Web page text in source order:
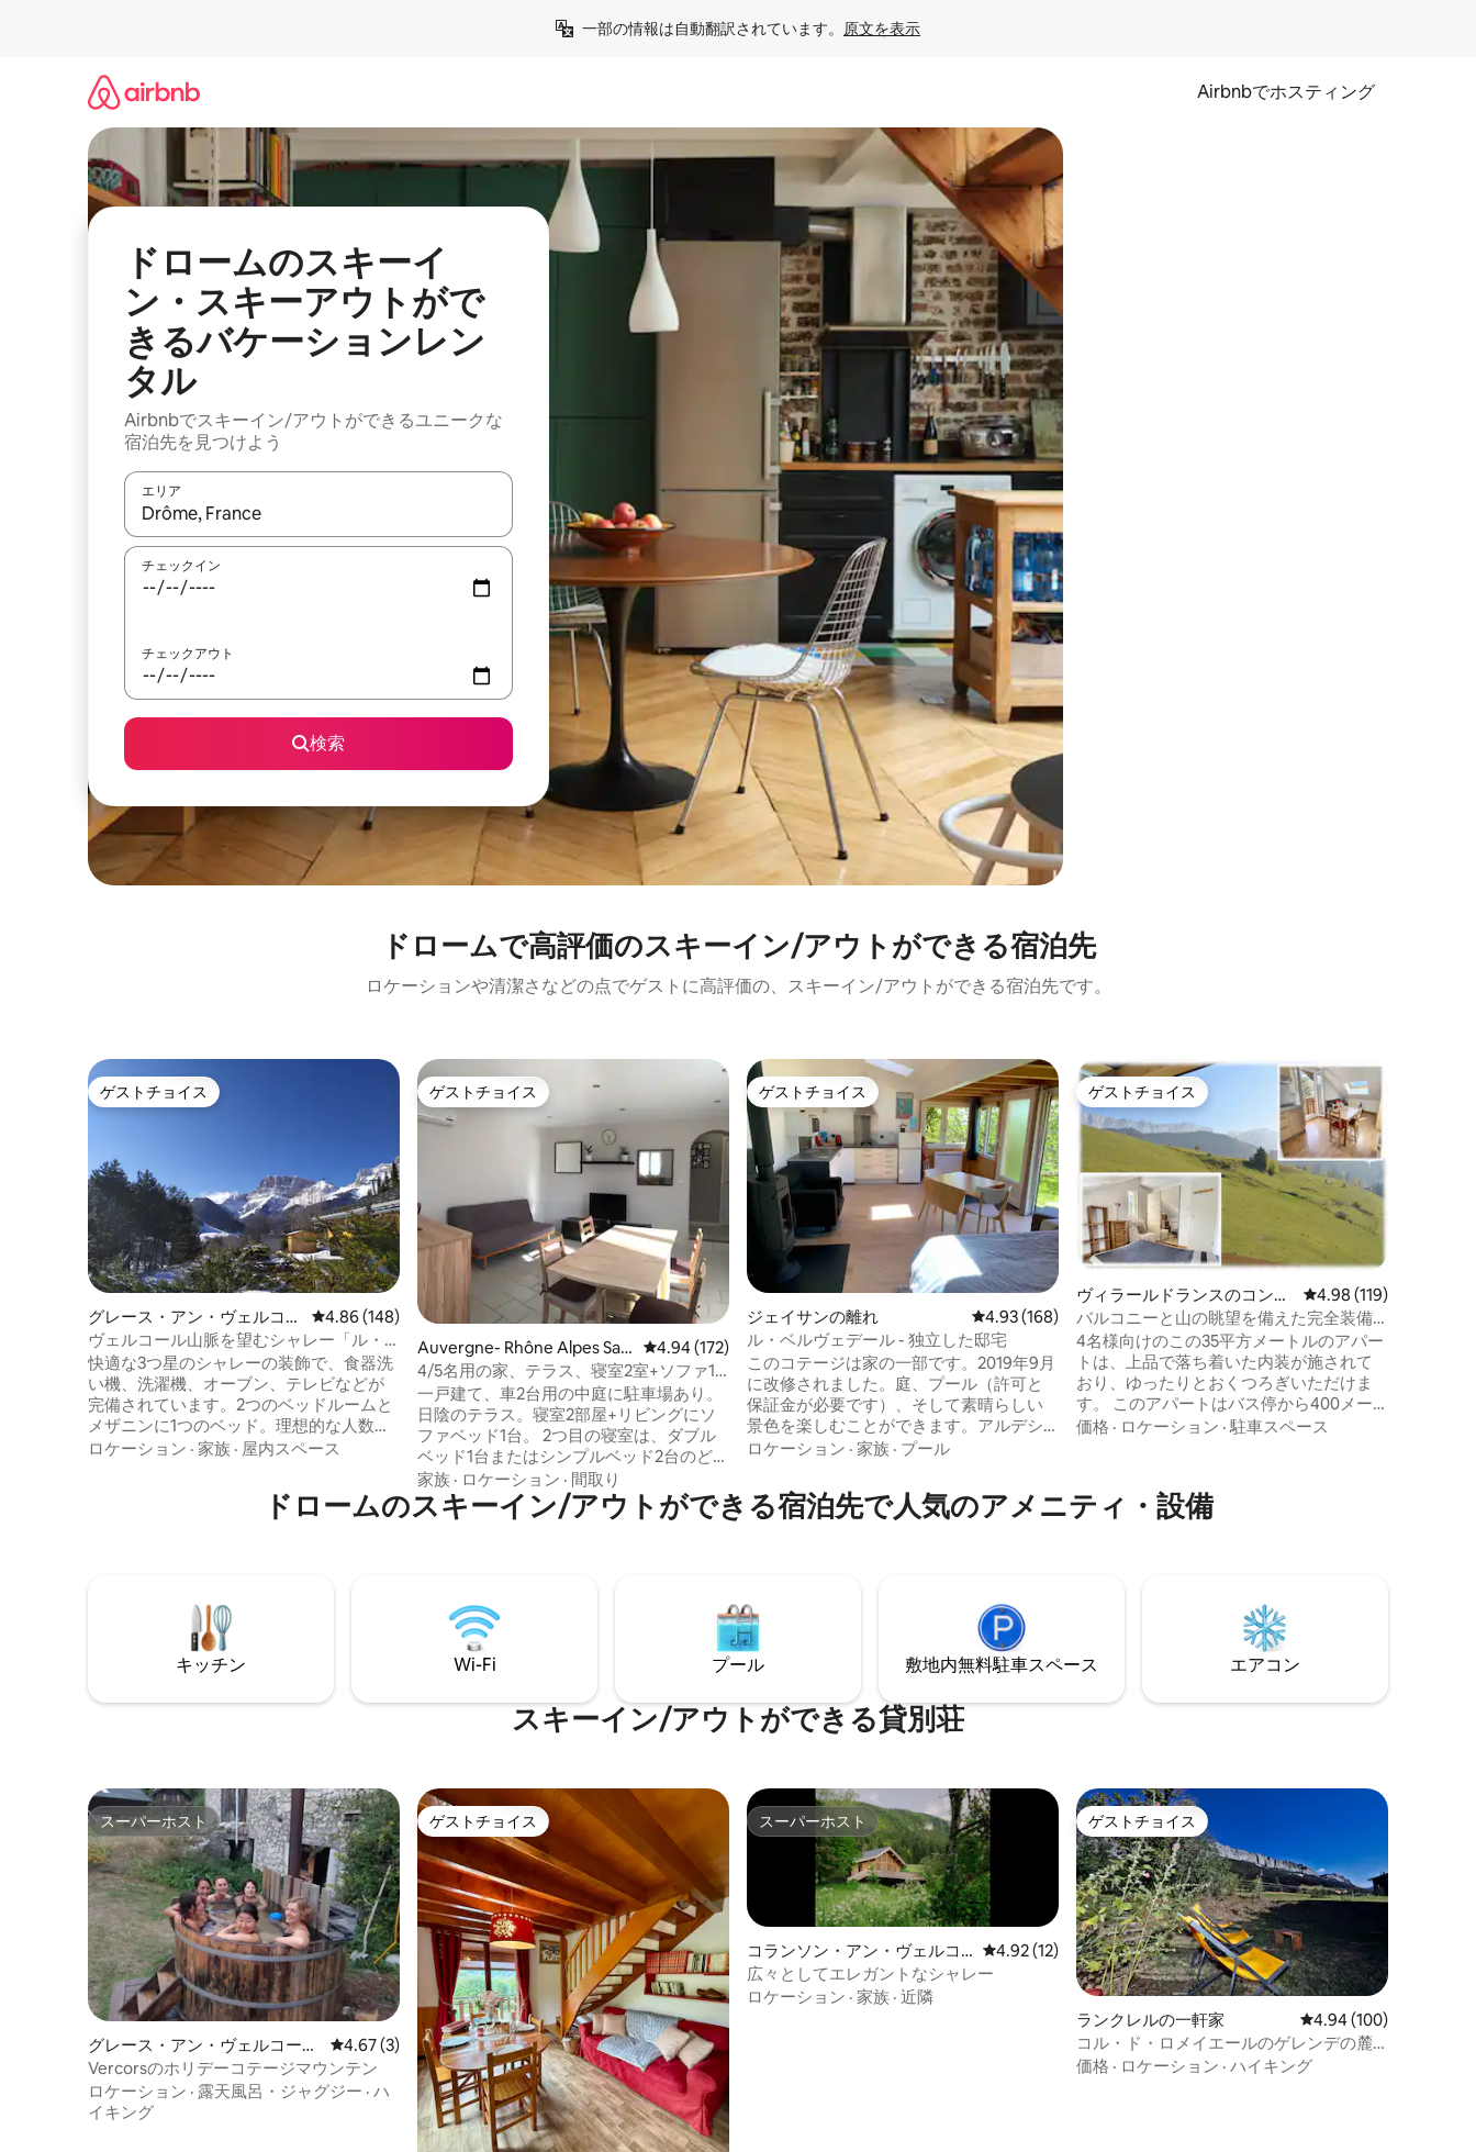
一部の情報は自動翻訳されています。 原文を表示
Airbnbでホスティング
ドロームのスキーイ
ン・スキーアウトがで
きるバケーションレン
タル
Airbnbでスキーイン/アウトができるユニークな
宿泊先を見つけよう
エリア
検索結果が表示されたら、上下の矢印キーを使って移動するか、画面をタッチまたはスワイプして検索結果を確認することができます。
チェックイン
チェックアウト
検索
ドロームで高評価のスキーイン/アウトができる宿泊先
ロケーションや清潔さなどの点でゲストに高評価の、スキーイン/アウトができる宿泊先です。
ゲストチョイス
ゲストチョイス
グレース・アン・ヴェルコー
ルのシャレー
レビュー148件、5つ星中4.86つ星の平均評価
4.86 (148)
ヴェルコール山脈を望むシャレー「ル・
フロコン」
快適な3つ星のシャレーの装飾で、食器洗
い機、洗濯機、オーブン、テレビなどが
完備されています。2つのベッドルームと
メザニンに1つのベッド。理想的な人数は
4人、最大5人です。バスルーム。ベビー
窓のあるリビングルーム、薪ストーブお
よび/またはラジエーター。テラスからは
画館、市営プールなどの施設がありま
す。ゲレンデへの無料シャトル
ロケーション · 家族 · 屋内スペース
ゲストチョイス
ゲストチョイス
Auvergne- Rhône Alpes Sain
t Lager Bressacの一軒家
レビュー172件、5つ星中4.94つ星の平均評価
4.94 (172)
4/5名用の家、テラス、寝室2室+ソファ1
台
一戸建て、車2台用の中庭に駐車場あり。
日陰のテラス。寝室2部屋+リビングにソ
ファベッド1台。 2つ目の寝室は、ダブル
ベッド1台またはシンプルベッド2台のどち
らかにすることができます。 市営プール
まで徒歩5分。近くにテニスコートがあり
ます。バイクロス用地。自転車用の穏や
ド。 ベビーベッド（リクエストに応じ
て） シーツ+掛け布団+タオルが提供され
ます-パーティーは禁止です！
家族 · ロケーション · 間取り
ゲストチョイス
ゲストチョイス
ジェイサンの離れ レビュー168件、5つ星中4.93つ星の平均評価
4.93 (168)
ル・ベルヴェデール - 独立した邸宅
このコテージは家の一部です。2019年9月
に改修されました。庭、プール（許可と
保証金が必要です）、そして素晴らしい
景色を楽しむことができます。アルデシ
ュの山頂からヴェルコールの山麓まで...す
つかのレンタルプラットフォームやクラ
シファイド広告サイトに掲載されてお
す！
ロケーション · 家族 · プール
ゲストチョイス
ゲストチョイス
ヴィラールドランスのコンド
ミニアム
レビュー119件、5つ
4.98 (119)
バルコニーと山の眺望を備えた完全装備
の1LDK
4名様向けのこの35平方メートルのアパー
トは、上品で落ち着いた内装が施されて
おり、ゆったりとおくつろぎいただけま
す。 このアパートはバス停から400メー
トル、マウンテンバイクを楽しめるダウ
お店があり、10分で（車なしで）アクセ
スできます。また、村内のさまざまな施
価格 · ロケーション ·駐車スペース
ドロームのスキーイン/アウトができる宿泊先で人気のアメニティ・設備
キッチン Wi-Fi プール 敷地内無料駐⁠車ス⁠ペ⁠ー⁠ス エアコン
スキーイン/アウトができる貸別荘
スーパーホスト
スーパーホスト
グレース・アン・ヴェルコール
の一軒家
レビュー3件、5つ星中4.67つ星の平均評価
4.67 (3)
Vercorsのホリデーコテージマウンテン
ロケーション · 露天風呂・ジャグジー · ハ
イキング
ゲストチョイス
ゲストチョイス スーパーホスト
スーパーホスト
コランソン・アン・ヴェルコ
ールの一軒家
レビュー12件、5つ星中4.92つ星の平均評価
4.92 (12)
広々としてエレガントなシャレー
ロケーション · 家族 · 近隣
ゲストチョイス
ゲストチョイス
ランクレルの一軒家 レビュー100件、5つ
4.94 (100)
コル・ド・ロメイエールのゲレンデの麓
にある家
価格 · ロケーション · ハイキング